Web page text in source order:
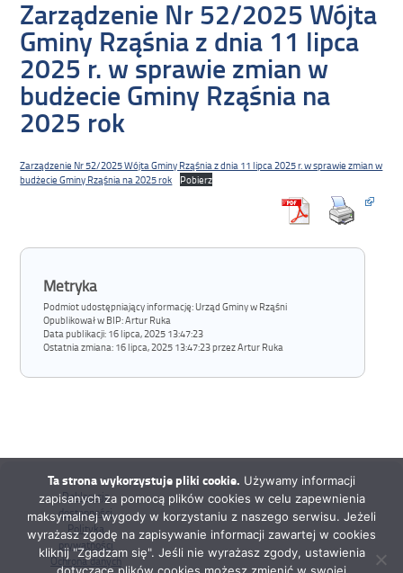
Zarządzenie Nr 52/2025 Wójta
Gminy Rząśnia z dnia 11 lipca
2025 r. w sprawie zmian w
budżecie Gminy Rząśnia na
2025 rok
Zarządzenie Nr 52/2025 Wójta Gminy Rząśnia z dnia 11 lipca 2025 r. w sprawie zmian w
budżecie Gminy Rząśnia na 2025 rok
Pobierz
Metryka
Podmiot udostępniający informację: Urząd Gminy w Rząśni
Opublikował w BIP:Artur Ruka
Data publikacji: 16 lipca, 2025 13:47:23
Ostatnia zmiana: 16 lipca, 2025 13:47:23 przez Artur Ruka
Deklaracja
dostępności
Polityka
prywatności
Ochrona danych
Ta strona wykorzystuje pliki cookie. Używamy informacji
zapisanych za pomocą plików cookies w celu zapewnienia
maksymalnej wygody w korzystaniu z naszego serwisu. Jeżeli
wyrażasz zgodę na zapisywanie informacji zawartej w cookies
kliknij "Zgadzam się". Jeśli nie wyrażasz zgody, ustawienia